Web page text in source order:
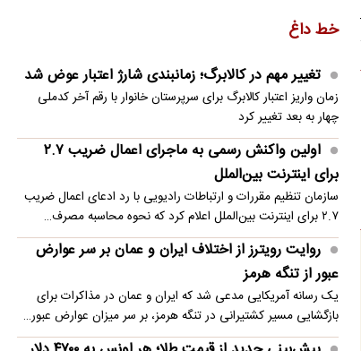
دست‌نوشته‌ای عجیب میان تجمع‌کنندگان شبانه
شرارت در کرمان دستگیر شدند
کنایه ترامپ به بایدن در پی دویدن به دنبال یک
کودک
روایت رویترز از اختلاف ایران و عمان بر سر عوارض
عبور از تنگه هرمز
ژاپن از شلیک موشک توسط کره‌شمالی خبر داد
محمد حقیقی درگذشت
انهدام یک هسته تروریستی در سیستان و بلوچستان
تبلیغات
خط داغ
تغییر مهم در کالابرگ؛ زمانبندی‌ شارژ اعتبار عوض شد
چهار به بعد تغییر کرد
اولین واکنش رسمی به ماجرای اعمال ضریب ۲.۷
برای اینترنت بین‌الملل